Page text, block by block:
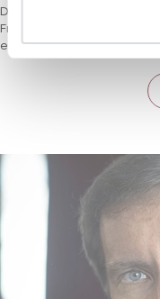
Doté d’une
France, n’en reste pas
et poésie.